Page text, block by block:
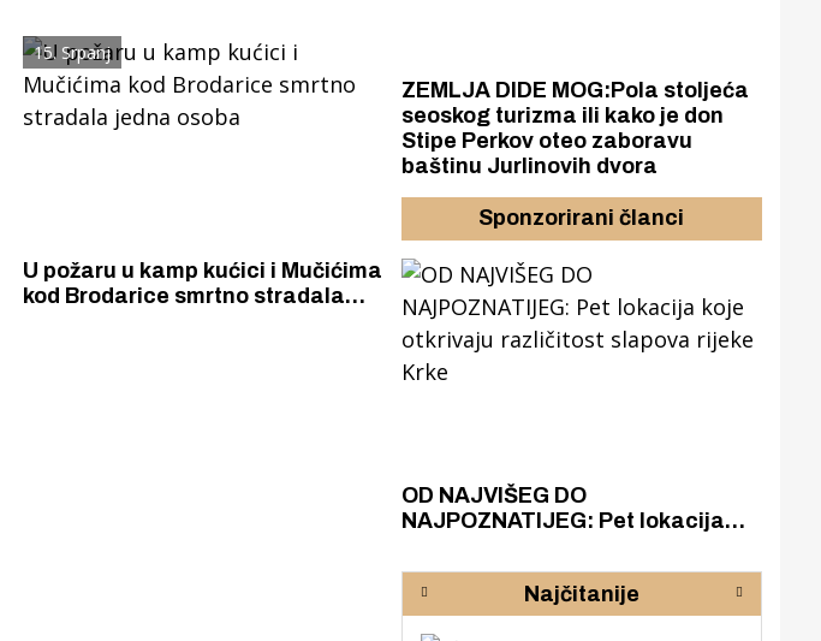
zapalila nadstrešnicu kuće 52-
godišnje Šibenčanke
15. Srpanj
U požaru u kamp kućici i Mučićima
kod Brodarice smrtno stradala
ZEMLJA DIDE MOG:Pola stoljeća
seoskog turizma ili kako je don
Stipe Perkov oteo zaboravu
baštinu Jurlinovih dvora
Sponzorirani članci
OD NAJVIŠEG DO
NAJPOZNATIJEG: Pet lokacija
rijeke Krke
Najčitanije